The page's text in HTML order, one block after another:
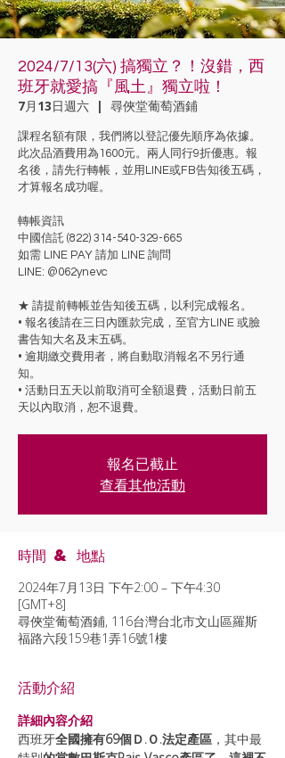
2024/7/13(六) 搞獨立？！沒錯，西
班牙就愛搞『風土』獨立啦！
7月13日週六
  |
尋俠堂葡萄酒鋪
課程名額有限，我們將以登記優先順序為依據。
此次品酒費用為1600元。兩人同行9折優惠。報
名後，請先行轉帳，並用LINE或FB告知後五碼，
才算報名成功喔。
轉帳資訊
中國信託 (822) 314-540-329-665
如需 LINE PAY 請加 LINE 詢問
LINE: @062ynevc
★ 請提前轉帳並告知後五碼，以利完成報名。
• 報名後請在三日內匯款完成，至官方LINE 或臉
書告知大名及末五碼。
• 逾期繳交費用者，將自動取消報名不另行通
知。
• 活動日五天以前取消可全額退費，活動日前五
天以內取消，恕不退費。
報名已截止
查看其他活動
時間 & 地點
2024年7月13日 下午2:00 – 下午4:30
[GMT+8]
尋俠堂葡萄酒鋪, 116台灣台北市文山區羅斯
福路六段159巷1弄16號1樓
活動介紹
詳細內容介紹
西班牙全國擁有69個Ｄ.Ｏ.法定產區 ，其中最